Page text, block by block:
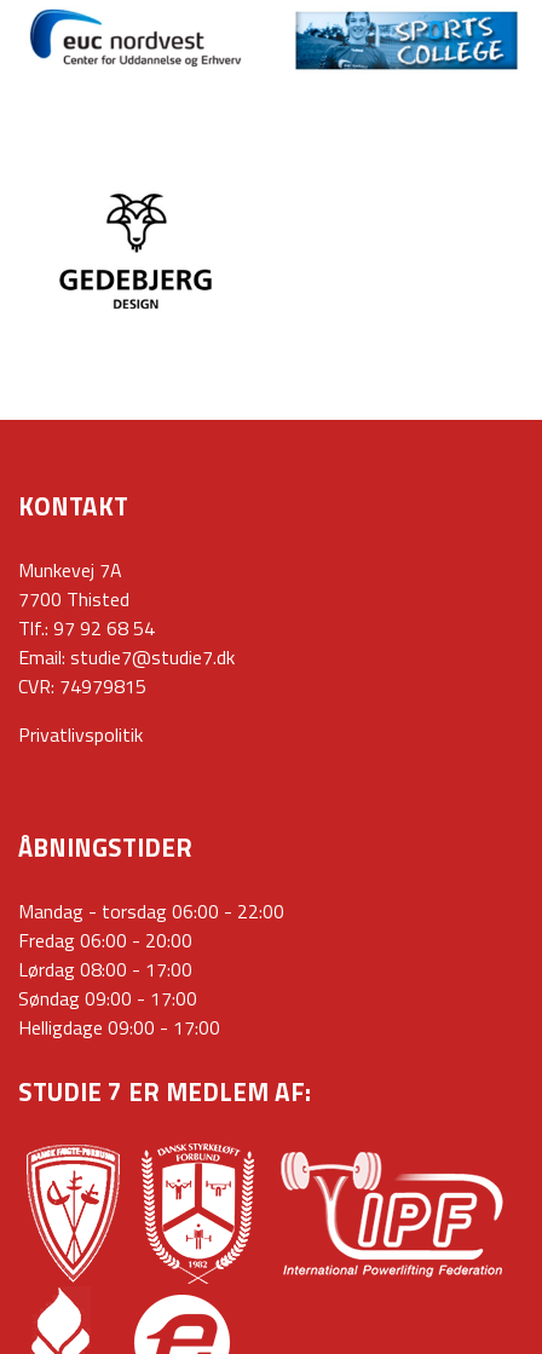
KONTAKT
Munkevej 7A
7700 Thisted
Tlf.: 97 92 68 54
Email: studie7@studie7.dk
CVR: 74979815
Privatlivspolitik
ÅBNINGSTIDER
Mandag - torsdag 06:00 - 22:00
Fredag 06:00 - 20:00
Lørdag 08:00 - 17:00
Søndag 09:00 - 17:00
Helligdage 09:00 - 17:00
STUDIE 7 ER MEDLEM AF: